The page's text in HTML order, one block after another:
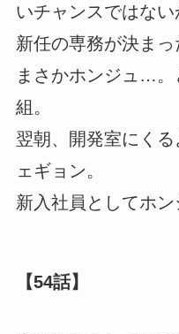
いチャンスではない
新任の専務が決まっ
まさかホンジュ…。
組。
翌朝、開発室にく
ェギョン。
新入社員としてホン
【54話】